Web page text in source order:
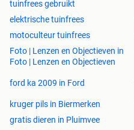
tuinfrees gebruikt
elektrische tuinfrees
motoculteur tuinfrees
Foto | Lenzen en Objectieven in
Foto | Lenzen en Objectieven
ford ka 2009 in Ford
kruger pils in Biermerken
gratis dieren in Pluimvee